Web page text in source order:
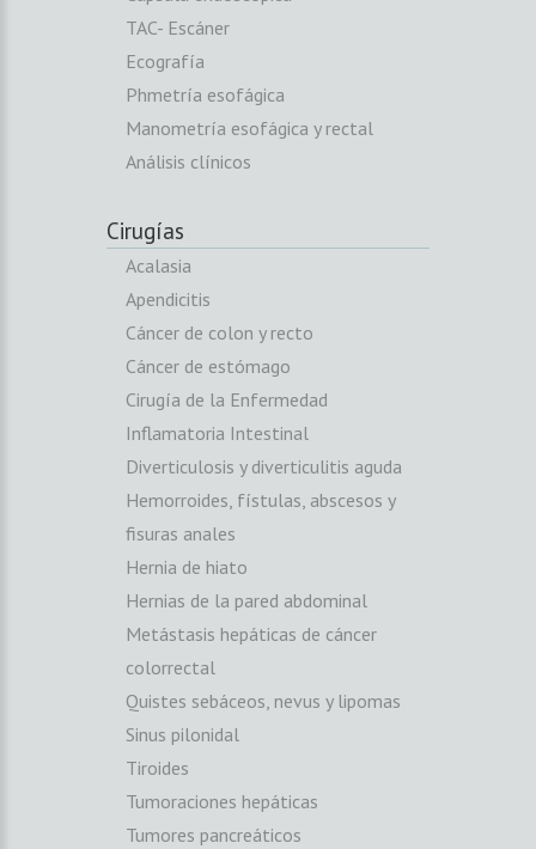
TAC- Escáner
Ecografía
Phmetría esofágica
Manometría esofágica y rectal
Análisis clínicos
Cirugías
Acalasia
Apendicitis
Cáncer de colon y recto
Cáncer de estómago
Cirugía de la Enfermedad
Inflamatoria Intestinal
Diverticulosis y diverticulitis aguda
Hemorroides, fístulas, abscesos y
fisuras anales
Hernia de hiato
Hernias de la pared abdominal
Metástasis hepáticas de cáncer
colorrectal
Quistes sebáceos, nevus y lipomas
Sinus pilonidal
Tiroides
Tumoraciones hepáticas
Tumores pancreáticos